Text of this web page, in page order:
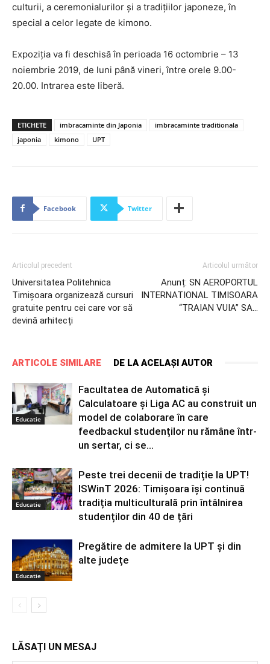
culturii, a ceremonialurilor și a tradițiilor japoneze, în
special a celor legate de kimono.
Expoziția va fi deschisă în perioada 16 octombrie – 13
noiembrie 2019, de luni până vineri, între orele 9.00-
20.00. Intrarea este liberă.
ETICHETE imbracaminte din Japonia
imbracaminte traditionala
japonia
kimono UPT
Facebook Twitter
Articolul precedent
Universitatea Politehnica
Timișoara organizează cursuri
gratuite pentru cei care vor să
devină arhitecți
Articolul următor
Anunț: SN AEROPORTUL
INTERNATIONAL TIMISOARA
“TRAIAN VUIA” SA…
ARTICOLE SIMILARE DE LA ACELAȘI AUTOR
Educatie
Facultatea de Automatică și
Calculatoare și Liga AC au construit un
model de colaborare în care
feedbackul studenților nu rămâne într-
un sertar, ci se...
Educatie
Peste trei decenii de tradiție la UPT!
ISWinT 2026: Timișoara își continuă
tradiția multiculturală prin întâlnirea
studenților din 40 de țări
Educatie
Pregătire de admitere la UPT și din
alte județe
LĂSAȚI UN MESAJ